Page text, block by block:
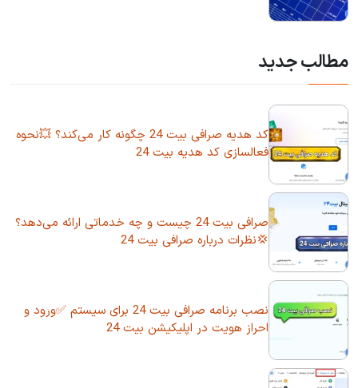
مطالب جدید
کد هدیه صرافی بیت 24 چگونه کار می‌کند؟ 💥نحوه
فعالسازی کد هدیه بیت 24
صرافی بیت 24 چیست و چه خدماتی ارائه می‌دهد؟
💢نظرات درباره صرافی بیت 24
نصب برنامه صرافی بیت 24 برای سیستم ✅ورود و
احراز هویت در اپلیکیشن بیت 24